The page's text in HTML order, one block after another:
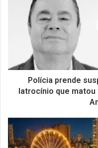
Polícia prende
latrocínio que